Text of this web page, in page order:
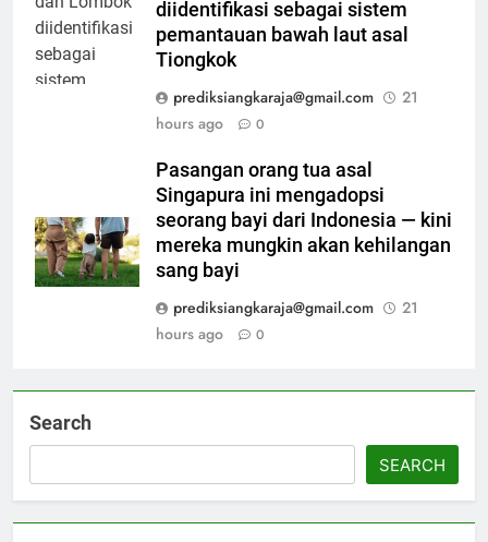
diidentifikasi sebagai sistem
pemantauan bawah laut asal
Tiongkok
prediksiangkaraja@gmail.com
21
hours ago
0
Pasangan orang tua asal
Singapura ini mengadopsi
seorang bayi dari Indonesia — kini
mereka mungkin akan kehilangan
sang bayi
prediksiangkaraja@gmail.com
21
hours ago
0
Search
SEARCH